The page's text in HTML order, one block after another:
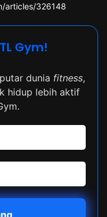
articles/326148
Gym!
dunia fitness,
hidup lebih aktif